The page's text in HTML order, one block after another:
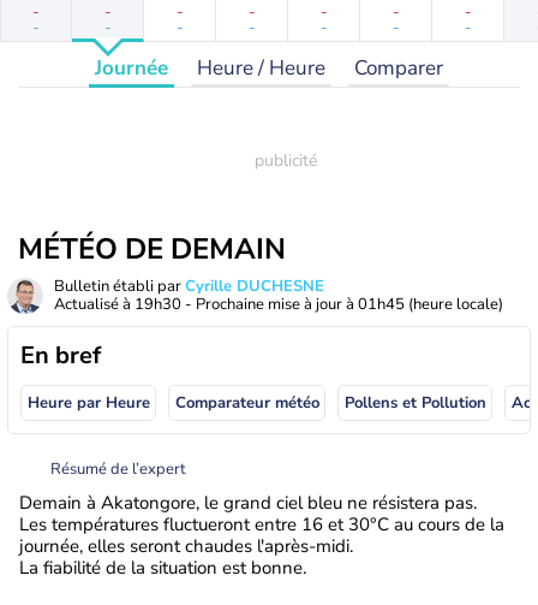
-
-
-
-
-
-
-
-
-
-
-
-
-
-
Journée Heure / Heure Comparer
MÉTÉO DE DEMAIN
Bulletin établi parCyrille DUCHESNE
Actualisé à 19h30 - Prochaine mise à jour à 01h45 (heure locale)
En bref
Heure par Heure Comparateur météo Pollens et Pollution
Résumé de l’expert
Demain à Akatongore, le grand ciel bleu ne résistera pas.
Les températures fluctueront entre 16 et 30°C au cours de la
journée, elles seront chaudes l'après-midi.
La fiabilité de la situation est bonne.